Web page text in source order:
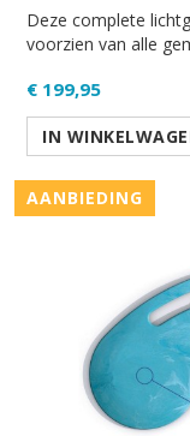
Deze complete
voorzien van alle
€ 199,95
IN
AANBIEDING